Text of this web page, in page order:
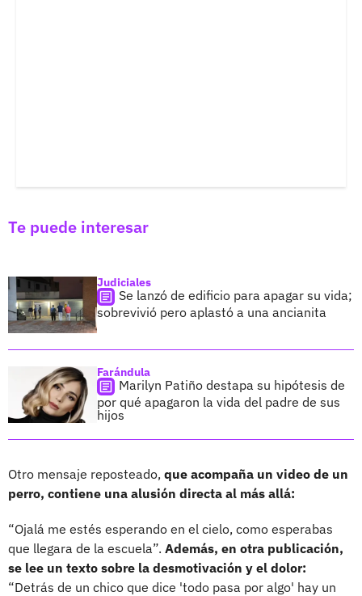
Te puede interesar
Judiciales
Se lanzó de edificio para apagar su vida;
sobrevivió pero aplastó a una ancianita
Farándula
Marilyn Patiño destapa su hipótesis de
por qué apagaron la vida del padre de sus
hijos
Otro mensaje reposteado, que acompaña un video de un
perro, contiene una alusión directa al más allá:
“Ojalá me estés esperando en el cielo, como esperabas
que llegara de la escuela”. Además, en otra publicación,
se lee un texto sobre la desmotivación y el dolor:
“Detrás de un chico que dice 'todo pasa por algo' hay un